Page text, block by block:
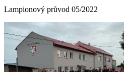
Lampionový průvod 05/2022